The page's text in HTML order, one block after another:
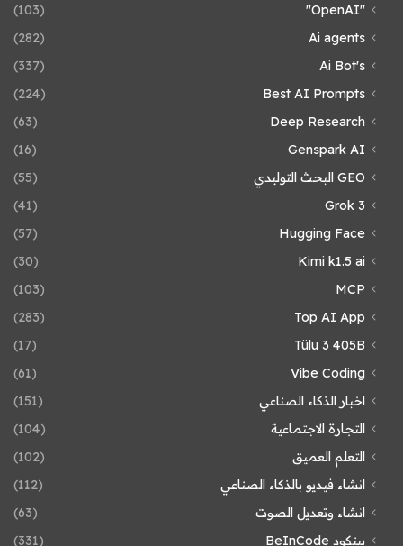
"OpenAI"
(103)
Ai agents
(282)
Ai Bot's
(337)
Best AI Prompts
(224)
Deep Research
(63)
Genspark AI
(16)
GEO البحث التوليدي
(55)
Grok 3
(41)
Hugging Face
(57)
Kimi k1.5 ai
(30)
MCP
(103)
Top AI App
(283)
Tülu 3 405B
(17)
Vibe Coding
(61)
اخبار الذكاء الصناعي
(151)
التجارة الاجتماعية
(104)
التعلم العميق
(102)
انشاء فيديو بالذكاء الصناعي
(112)
انشاء وتعديل الصوت
(63)
بينكود BeInCode
(331)